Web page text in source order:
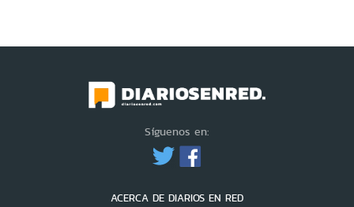
Síguenos en:
ACERCA DE DIARIOS EN RED